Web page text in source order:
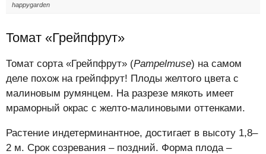
happygarden
Томат «Грейпфрут»
Томат сорта «Грейпфрут» (Pampelmuse) на самом
деле похож на грейпфрут! Плоды желтого цвета с
малиновым румянцем. На разрезе мякоть имеет
мраморный окрас с желто-малиновыми оттенками.
Растение индетерминантное, достигает в высоту 1,8–
2 м. Срок созревания – поздний. Форма плода –